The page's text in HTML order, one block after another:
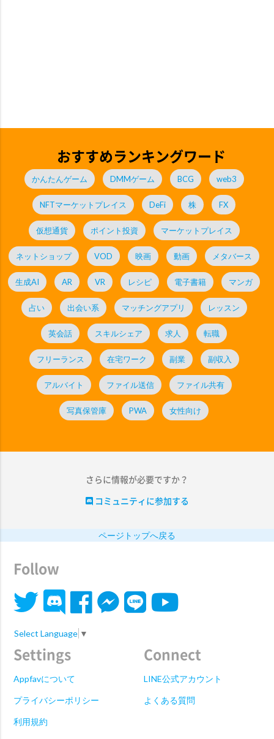
おすすめランキングワード
かんたんゲーム DMMゲーム BCG web3
NFTマーケットプレイス DeFi 株 FX
仮想通貨 ポイント投資 マーケットプレイス
ネットショップ VOD 映画 動画 メタバース
生成AI AR VR レシピ 電子書籍 マンガ
占い 出会い系 マッチングアプリ レッスン
英会話 スキルシェア 求人 転職
フリーランス 在宅ワーク 副業 副収入
アルバイト ファイル送信 ファイル共有
写真保管庫 PWA 女性向け
さらに情報が必要ですか？
コミュニティに参加する
ページトップへ戻る
Follow
Select Language ▼
Settings
Appfavについて
プライバシーポリシー
利用規約
Connect
LINE公式アカウント
よくある質問